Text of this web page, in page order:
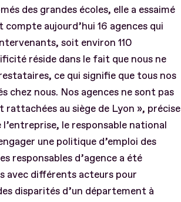
des grandes écoles, elle a essaimé
aujourd’hui 16 agences qui
soit environ 110
réside dans le fait que nous ne
ce qui signifie que tous nos
nous. Nos agences ne sont pas
au siège de Lyon », précise
le responsable national
une politique d’emploi des
responsables d’agence a été
avec différents acteurs pour
disparités d’un département à